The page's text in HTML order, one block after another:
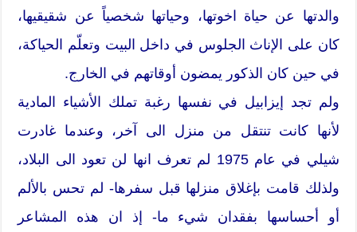
والدتها عن حياة اخوتها، وحياتها شخصياً عن شقيقيها،
كان على الإناث الجلوس في داخل البيت وتعلّم الحياكة،
في حين كان الذكور يمضون أوقاتهم في الخارج.
ولم تجد إيزابيل في نفسها رغبة تملك الأشياء المادية
لأنها كانت تنتقل من منزل الى آخر، وعندما غادرت
شيلي في عام 1975 لم تعرف انها لن تعود الى البلاد،
ولذلك قامت بإغلاق منزلها قبل سفرها- لم تحس بالألم
أو أحساسها بفقدان شيء ما- إذ ان هذه المشاعر